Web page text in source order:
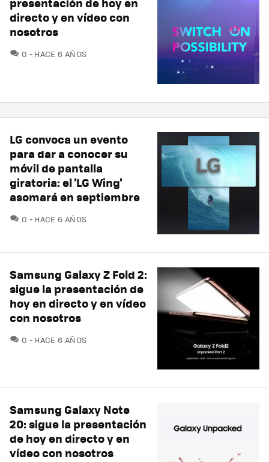
directo y en vídeo con
nosotros
0 COMENTARIOS
HACE 6 AÑOS
LG convoca un evento
para dar a conocer su
móvil de pantalla
giratoria: el 'LG Wing'
asomará en septiembre
0 COMENTARIOS
HACE 6 AÑOS
Samsung Galaxy Z Fold 2:
sigue la presentación de
hoy en directo y en vídeo
con nosotros
0 COMENTARIOS
HACE 6 AÑOS
Samsung Galaxy Note
20: sigue la presentación
de hoy en directo y en
vídeo con nosotros